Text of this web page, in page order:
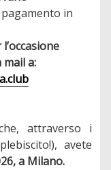
in
mail a:
attraverso i
avete
a Milano.